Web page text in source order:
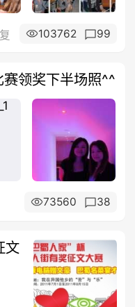
103762 99
赛领奖下半场照^^
73560 38
文